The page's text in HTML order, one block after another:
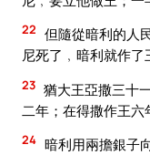
22 但隨從暗利的人
尼死了﹐暗利就作了
23 猶大王亞撒三十
二年；在得撒作王六
24 暗利用兩擔銀子